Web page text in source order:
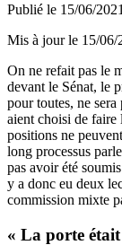
Publié le 15/06/
Mis à jour le 15/06/
On ne refait pas le
devant le Sénat, le
pour toutes, ne sera
aient choisi de faire
positions ne
long processus
pas avoir été
y a donc eu deux
commission mixte
« La porte